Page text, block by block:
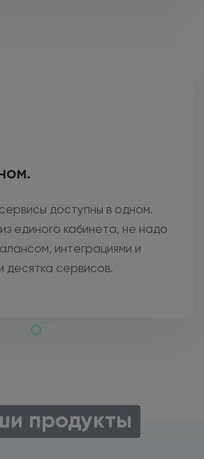
доступны в одном.
единого кабинета, не надо
интеграциями и
десятка сервисов.
продукты